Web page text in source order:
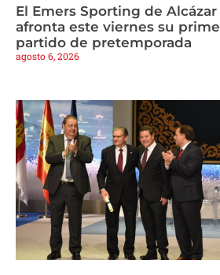
El Emers Sporting de Alcázar
afronta este viernes su
partido de pretemporada
agosto 6, 2026